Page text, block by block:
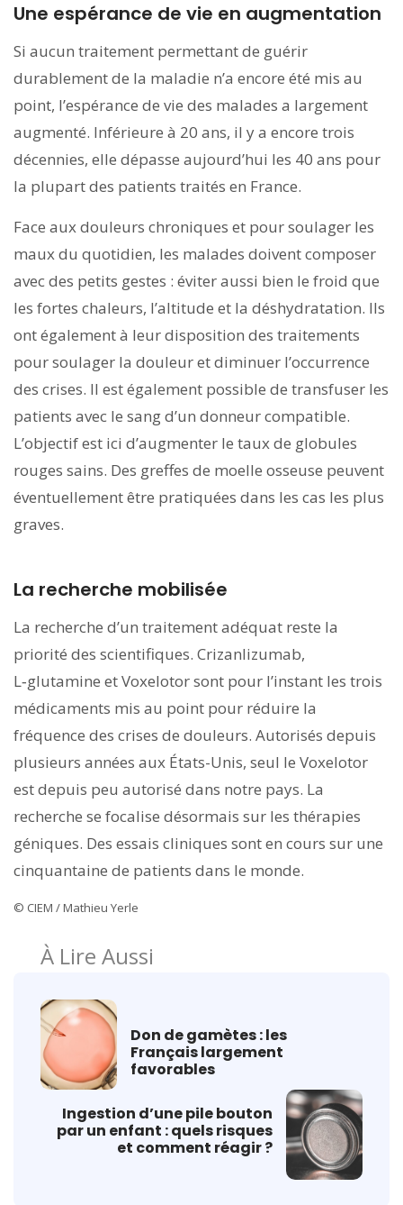
Une espérance de vie en augmentation
Si aucun traitement permettant de guérir
durablement de la maladie n’a encore été mis au
point, l’espérance de vie des malades a largement
augmenté. Inférieure à 20 ans, il y a encore trois
décennies, elle dépasse aujourd’hui les 40 ans pour
la plupart des patients traités en France.
Face aux douleurs chroniques et pour soulager les
maux du quotidien, les malades doivent composer
avec des petits gestes : éviter aussi bien le froid que
les fortes chaleurs, l’altitude et la déshydratation. Ils
ont également à leur disposition des traitements
pour soulager la douleur et diminuer l’occurrence
des crises. Il est également possible de transfuser les
patients avec le sang d’un donneur compatible.
L’objectif est ici d’augmenter le taux de globules
rouges sains. Des greffes de moelle osseuse peuvent
éventuellement être pratiquées dans les cas les plus
graves.
La recherche mobilisée
La recherche d’un traitement adéquat reste la
priorité des scientifiques. Crizanlizumab,
L‑glutamine et Voxelotor sont pour l’instant les trois
médicaments mis au point pour réduire la
fréquence des crises de douleurs. Autorisés depuis
plusieurs années aux États-Unis, seul le Voxelotor
est depuis peu autorisé dans notre pays. La
recherche se focalise désormais sur les thérapies
géniques. Des essais cliniques sont en cours sur une
cinquantaine de patients dans le monde.
© CIEM / Mathieu Yerle
À Lire Aussi
Don de gamètes : les
Français largement
favorables
Ingestion d’une pile bouton
par un enfant : quels risques
et comment réagir ?